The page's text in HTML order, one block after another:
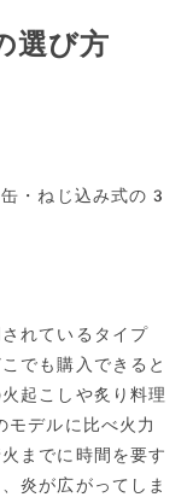
選び方
・ねじ込み式の3
れているタイプ
でも購入できると
起こしや炙り料理
モデルに比べ火力
までに時間を要す
炎が広がってしま